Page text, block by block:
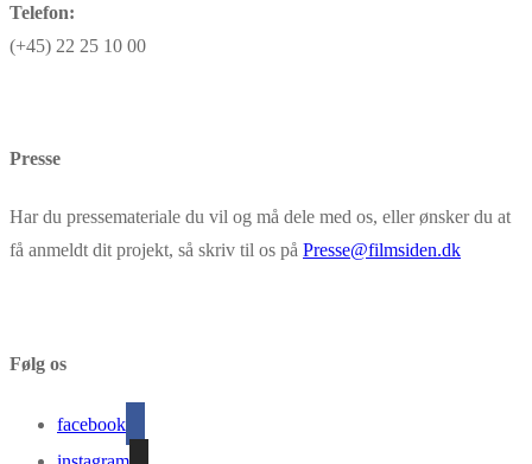
Telefon:
(+45) 22 25 10 00
Presse
Har du pressemateriale du vil og må dele med os, eller ønsker du at
få anmeldt dit projekt, så skriv til os på Presse@filmsiden.dk
Følg os
facebook